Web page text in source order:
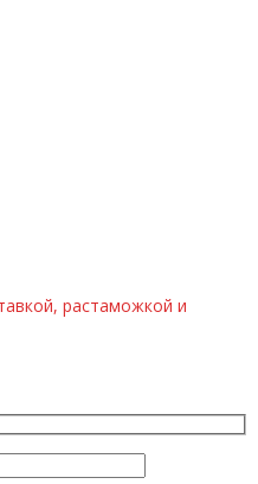
растаможкой и